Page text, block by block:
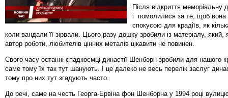
Після відкриття меморіальну
і помолилися за те, щоб вона
спокусою для крадіїв, як
коли вандали її зірвали. Цього разу дошку зробили із матеріалу, який,
автор роботи, любителів цінних металів цікавити не повинен.
Свого часу останні спадкоємці династії Шенборн зробили для нашого
саме тому їх так тут шанують. І це далеко не весь перелік заслуг
тому про них тут згадують часто.
До речі, саме на честь Георга-Ервіна фон Шенборна у 1994 році